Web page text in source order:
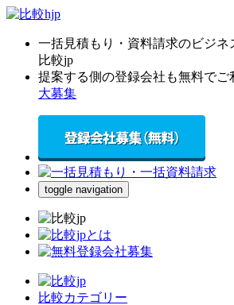
一括見積もり・資料請求のビジネ
比較jp
提案する側の登録会社も無料でご
大募集
toggle navigation
比較カテゴリー